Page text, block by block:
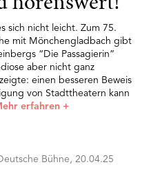
sich nicht leicht. Zum 75.
mit Mönchengladbach gibt
“Die Passagierin”
aber nicht ganz
einen besseren Beweis
von Stadttheatern kann
erfahren +
Bühne, 20.04.25